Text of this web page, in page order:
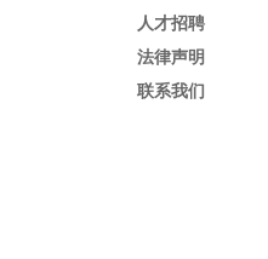
人才招聘
法律声明
联系我们